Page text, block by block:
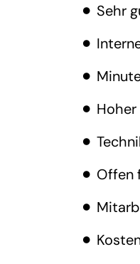
Sehr
Offen